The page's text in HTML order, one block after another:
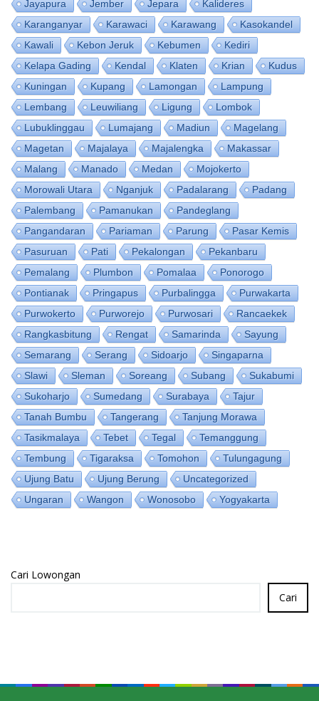
Jayapura
Jember Jepara
Kalideres
Karanganyar
Karawaci Karawang
Kasokandel
Kawali
Kebon Jeruk Kebumen
Kediri
Kelapa Gading
Kendal Klaten Krian
Kudus
Kuningan
Kupang Lamongan
Lampung
Lembang
Leuwiliang Ligung
Lombok
Lubuklinggau
Lumajang Madiun
Magelang
Magetan
Majalaya Majalengka
Makassar
Malang
Manado Medan
Mojokerto
Morowali Utara
Nganjuk Padalarang
Padang
Palembang
Pamanukan
Pandeglang
Pangandaran
Pariaman Parung
Pasar Kemis
Pasuruan
Pati Pekalongan
Pekanbaru
Pemalang
Plumbon Pomalaa
Ponorogo
Pontianak
Pringapus Purbalingga
Purwakarta
Purwokerto
Purworejo Purwosari
Rancaekek
Rangkasbitung
Rengat Samarinda
Sayung
Semarang
Serang Sidoarjo
Singaparna
Slawi
Sleman Soreang Subang
Sukabumi
Sukoharjo
Sumedang Surabaya
Tajur
Tanah Bumbu
Tangerang
Tanjung Morawa
Tasikmalaya
Tebet Tegal
Temanggung
Tembung
Tigaraksa Tomohon
Tulungagung
Ujung Batu
Ujung Berung
Uncategorized
Ungaran
Wangon Wonosobo Yogyakarta
Cari Lowongan
Cari